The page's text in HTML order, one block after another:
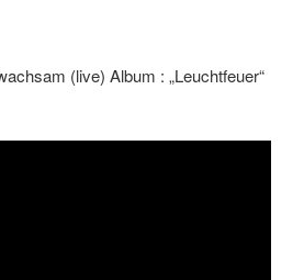
(live) Album : „Leuchtfeuer“